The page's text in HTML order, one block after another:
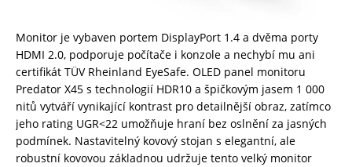
Monitor je vybaven portem DisplayPort 1.4 a dvěma porty
HDMI 2.0, podporuje počítače i konzole a nechybí mu ani
certifikát TÜV Rheinland EyeSafe. OLED panel monitoru
Predator X45 s technologií HDR10 a špičkovým jasem 1 000
nitů vytváří vynikající kontrast pro detailnější obraz, zatímco
jeho rating UGR<22 umožňuje hraní bez oslnění za jasných
podmínek. Nastavitelný kovový stojan s elegantní, ale
robustní kovovou základnou udržuje tento velký monitor